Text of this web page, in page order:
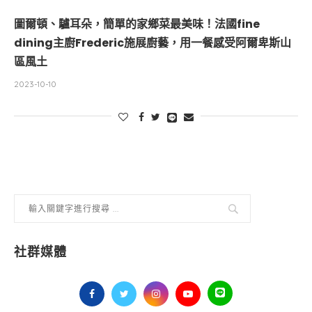
圖爾頓、驢耳朵，簡單的家鄉菜最美味！法國fine
dining主廚Frederic施展廚藝，用一餐感受阿爾卑斯山
區風土
2023-10-10
社群媒體